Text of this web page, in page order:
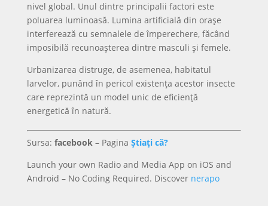
nivel global. Unul dintre principalii factori este
poluarea luminoasă. Lumina artificială din orașe
interferează cu semnalele de împerechere, făcând
imposibilă recunoașterea dintre masculi și femele.
Urbanizarea distruge, de asemenea, habitatul
larvelor, punând în pericol existența acestor insecte
care reprezintă un model unic de eficiență
energetică în natură.
Sursa: facebook– Pagina Știați că?
Launch your own Radio and Media App on iOS and
Android – No Coding Required. Discover nerapo